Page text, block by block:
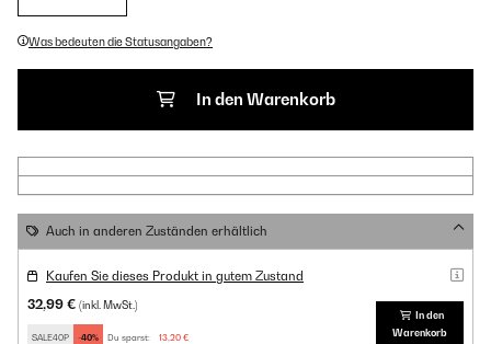
Was bedeuten die Statusangaben?
In den Warenkorb
Auch in anderen Zuständen erhältlich
Kaufen Sie dieses Produkt in gutem Zustand
32,99 € (inkl. MwSt.)
SALE40P -40% Du sparst: 13,20 €
In den
Warenkorb